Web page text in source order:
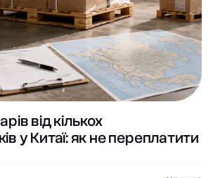
від кількох
у Китаї: як не переплатити